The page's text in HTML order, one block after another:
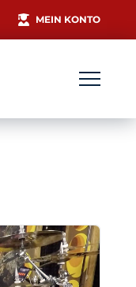
MEIN KONTO